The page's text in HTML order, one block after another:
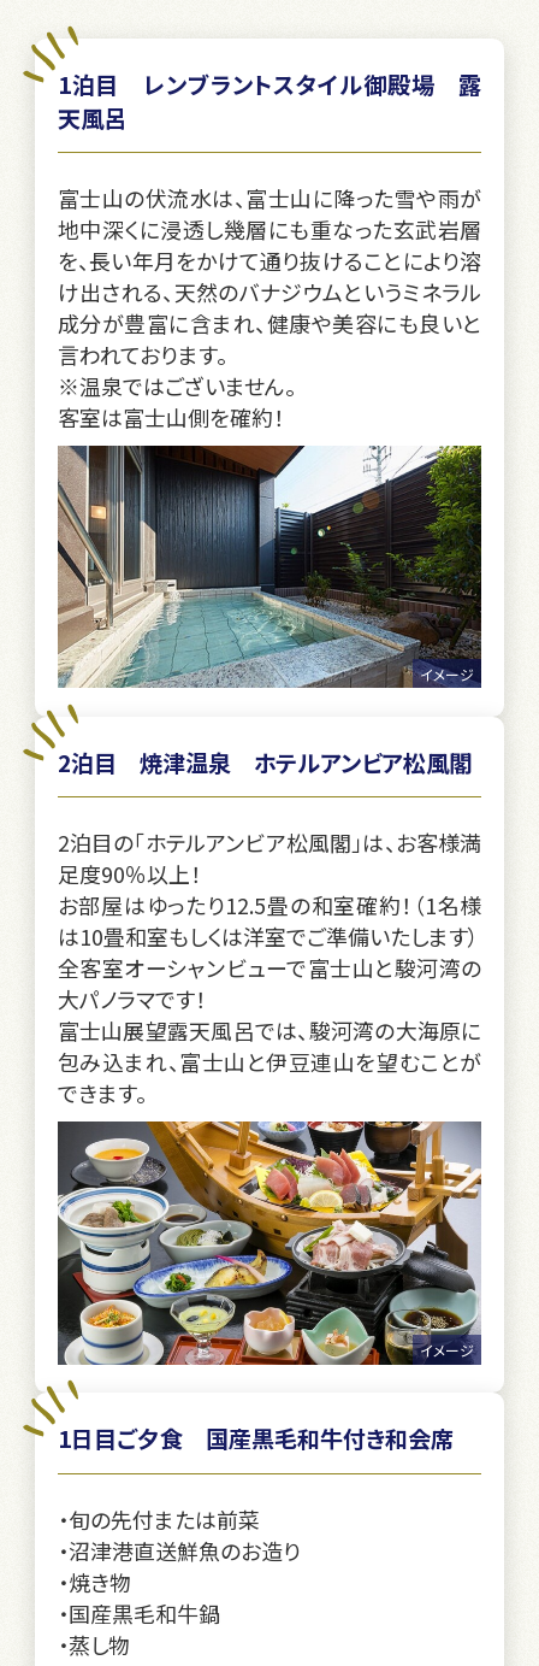
1泊目 レンブラントスタイル御殿場 露
天風呂
富士山の伏流水は、富士山に降った雪や雨が
地中深くに浸透し幾層にも重なった玄武岩層
を、長い年月をかけて通り抜けることにより溶
け出される、天然のバナジウムというミネラル
成分が豊富に含まれ、健康や美容にも良いと
言われております。
※温泉ではございません。
客室は富士山側を確約！
イメージ
2泊目 焼津温泉 ホテルアンビア松風閣
2泊目の「ホテルアンビア松風閣」は、お客様満
足度90％以上！
お部屋はゆったり12.5畳の和室確約！（1名様
は10畳和室もしくは洋室でご準備いたします）
全客室オーシャンビューで富士山と駿河湾の
大パノラマです！
富士山展望露天風呂では、駿河湾の大海原に
包み込まれ、富士山と伊豆連山を望むことが
できます。
イメージ
1日目ご夕食 国産黒毛和牛付き和会席
・旬の先付または前菜
・沼津港直送鮮魚のお造り
・焼き物
・国産黒毛和牛鍋
・蒸し物